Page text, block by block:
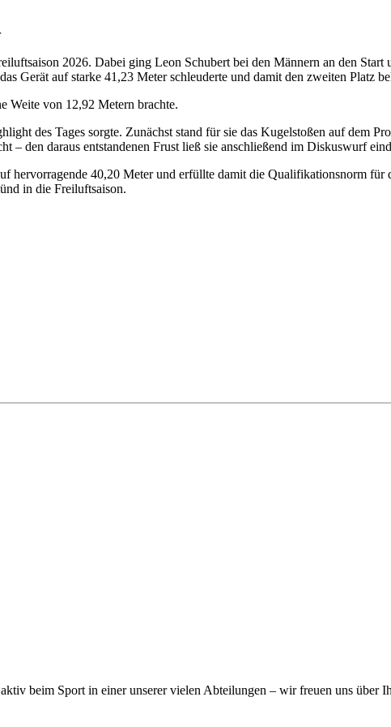
2026. Dabei ging Leon Schubert bei den Männern an den
Gerät auf starke 41,23 Meter schleuderte und damit den zweiten Platz
Weite von 12,92 Metern brachte.
des Tages sorgte. Zunächst stand für sie das Kugelstoßen auf dem
– den daraus entstandenen Frust ließ sie anschließend im Diskuswurf
hervorragende 40,20 Meter und erfüllte damit die Qualifikationsnorm für
in die Freiluftsaison.
beim Sport in einer unserer vielen Abteilungen – wir freuen uns über